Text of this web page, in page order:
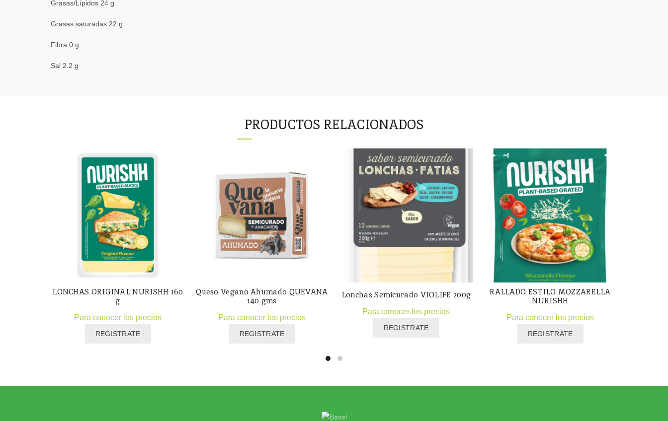
Grasas/Lípidos 24 g
Grasas saturadas 22 g
Fibra 0 g
Sal 2.2 g
PRODUCTOS RELACIONADOS
LONCHAS ORIGINAL NURISHH 160
g
Para conocer los precios
REGISTRATE
Queso Vegano Ahumado QUEVANA
140 gms
Para conocer los precios
REGISTRATE
Lonchas Semicurado VIOLIFE 200g
Para conocer los precios
REGISTRATE
RALLADO ESTILO MOZZARELLA
NURISHH
Para conocer los precios
REGISTRATE